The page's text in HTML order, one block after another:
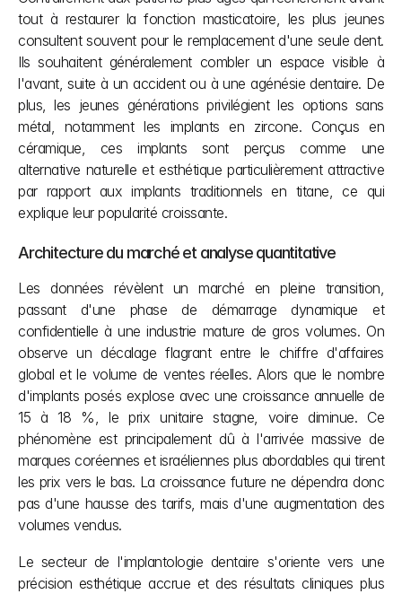
tout à restaurer la fonction masticatoire, les plus jeunes
consultent souvent pour le remplacement d'une seule dent.
Ils souhaitent généralement combler un espace visible à
l'avant, suite à un accident ou à une agénésie dentaire. De
plus, les jeunes générations privilégient les options sans
métal, notamment les implants en zircone. Conçus en
céramique, ces implants sont perçus comme une
alternative naturelle et esthétique particulièrement attractive
par rapport aux implants traditionnels en titane, ce qui
explique leur popularité croissante.
Architecture du marché et analyse quantitative
Les données révèlent un marché en pleine transition,
passant d'une phase de démarrage dynamique et
confidentielle à une industrie mature de gros volumes. On
observe un décalage flagrant entre le chiffre d'affaires
global et le volume de ventes réelles. Alors que le nombre
d'implants posés explose avec une croissance annuelle de
15 à 18 %, le prix unitaire stagne, voire diminue. Ce
phénomène est principalement dû à l'arrivée massive de
marques coréennes et israéliennes plus abordables qui tirent
les prix vers le bas. La croissance future ne dépendra donc
pas d'une hausse des tarifs, mais d'une augmentation des
volumes vendus.
Le secteur de l'implantologie dentaire s'oriente vers une
précision esthétique accrue et des résultats cliniques plus